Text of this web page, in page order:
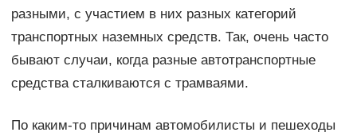
разными, с участием в них разных категорий
транспортных наземных средств. Так, очень часто
бывают случаи, когда разные автотранспортные
средства сталкиваются с трамваями.
По каким-то причинам автомобилисты и пешеходы